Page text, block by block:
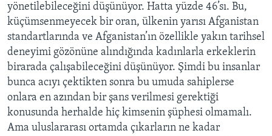
yönetilebileceğini düşünüyor. Hatta yüzde 46’sı. Bu,
küçümsenmeyecek bir oran, ülkenin yarısı Afganistan
standartlarında ve Afganistan’ın özellikle yakın tarihsel
deneyimi gözönüne alındığında kadınlarla erkeklerin
birarada çalışabileceğini düşünüyor. Şimdi bu insanlar
bunca acıyı çektikten sonra bu umuda sahiplerse
onlara en azından bir şans verilmesi gerektiği
konusunda herhalde hiç kimsenin şüphesi olmamalı.
Ama uluslararası ortamda çıkarların ne kadar